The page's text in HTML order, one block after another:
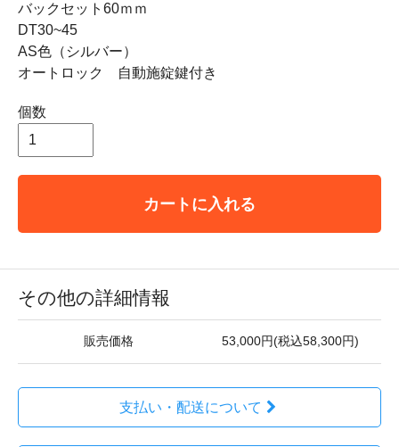
バックセット60ｍｍ
DT30~45
AS色（シルバー）
オートロック 自動施錠鍵付き
個数
カートに入れる
その他の詳細情報
販売価格 53,000円(税込58,300円)
支払い・配送について